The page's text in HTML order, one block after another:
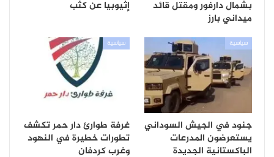
بشمال دارفور ومقتل قائد
ميداني بارز
إثيوبيا عن كثب
سياسية
جنود في الجيش السوداني
يستعرضون المدرعات
الباكستانية الجديدة
سياسية
غرفة طوارئ دار حمر تكشف
تطورات خطيرة في النهود
وغرب كردفان